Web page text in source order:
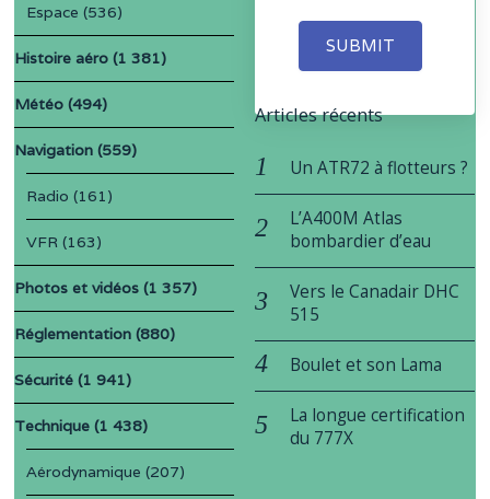
SUBMIT
Espace (536)
Histoire aéro (1 381)
Météo (494)
Navigation (559)
Radio (161)
VFR (163)
Photos et vidéos (1 357)
Réglementation (880)
Sécurité (1 941)
Technique (1 438)
Aérodynamique (207)
Articles récents
Un ATR72 à flotteurs ?
L’A400M Atlas
bombardier d’eau
Vers le Canadair DHC
515
Boulet et son Lama
La longue certification
du 777X